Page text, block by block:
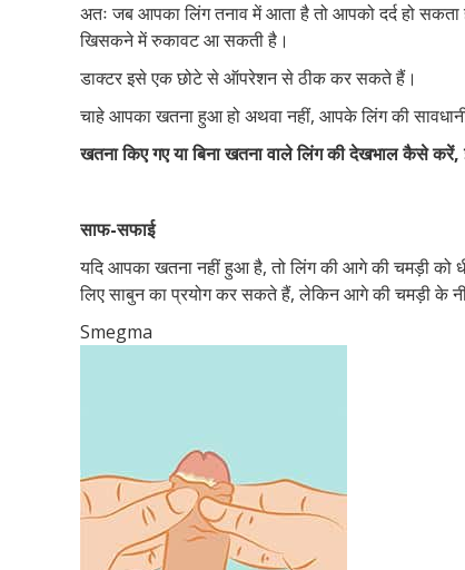
अतः जब आपका लिंग तनाव में आता है तो आपको दर्द हो
खिसकने में रुकावट आ सकती है।
डाक्टर इसे एक छोटे से ऑपरेशन से ठीक कर सकते हैं।
चाहे आपका खतना हुआ हो अथवा नहीं, आपके लिंग की
खतना किए गए या बिना खतना वाले लिंग की देखभाल कैसे
साफ-सफाई
यदि आपका खतना नहीं हुआ है, तो लिंग की आगे की चमड़ी को
लिए साबुन का प्रयोग कर सकते हैं, लेकिन आगे की चमड़ी के
Smegma